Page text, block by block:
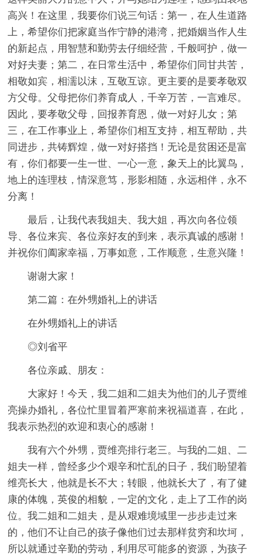
高兴！在这里，我要你们说三句话：第一，在人生道路
上，希望你们把家庭当作宁静的港湾，把婚姻当作人生
的新起点，用智慧和勤劳去仔细经营，千般呵护，做一
对好夫妻；第二，在日常生活中，希望你们同甘共苦，
相敬如宾，相濡以沫，互敬互谅。更主要的是要孝敬双
方父母。父母把你们养育成人，千辛万苦，一言难尽。
因此，要孝敬父母，回报养育恩，做一对好儿女；第
三，在工作事业上，希望你们相互支持，相互帮助，共
同进步，共铸辉煌，做一对好搭挡！无论是贫困还是富
有，你们都要一生一世、一心一意，象天上的比翼鸟，
地上的连理枝，情深意笃，形影相随，永远相伴，永不
分离！
最后，让我代表我姐夫、我大姐，再次向各位领
导、各位来宾、各位亲好友的到来，表示真诚的感谢！
并祝你们阖家幸福，万事如意，工作顺意，生意兴隆！
谢谢大家！
第二篇：在外甥婚礼上的讲话
在外甥婚礼上的讲话
◎刘省平
各位亲戚、朋友：
大家好！今天，我二姐和二姐夫为他们的儿子贾维
亮操办婚礼，各位忙里冒着严寒前来祝福道喜，在此，
我表示热烈的欢迎和衷心的感谢！
我有六个外甥，贾维亮排行老三。与我的二姐、二
姐夫一样，曾经多少个艰辛和忙乱的日子，我们盼望着
维亮长大，他就是长不大；转眼，他就长大了，有了健
康的体魄，英俊的相貌，一定的文化，走上了工作的岗
位。我二姐和二姐夫，是从艰难境域里一步步走过来
的，他们不让自己的孩子像他们过去那样贫穷和坎坷，
所以就通过辛勤的劳动，利用尽可能多的资源，为孩子